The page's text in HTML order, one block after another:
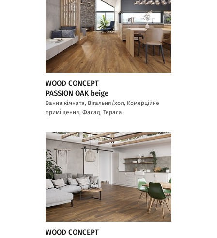
WOOD CONCEPT
PASSION OAK beige
Ванна кімната, Вітальня/хол, Комерційне
приміщення, Фасад, Тераса
WOOD CONCEPT